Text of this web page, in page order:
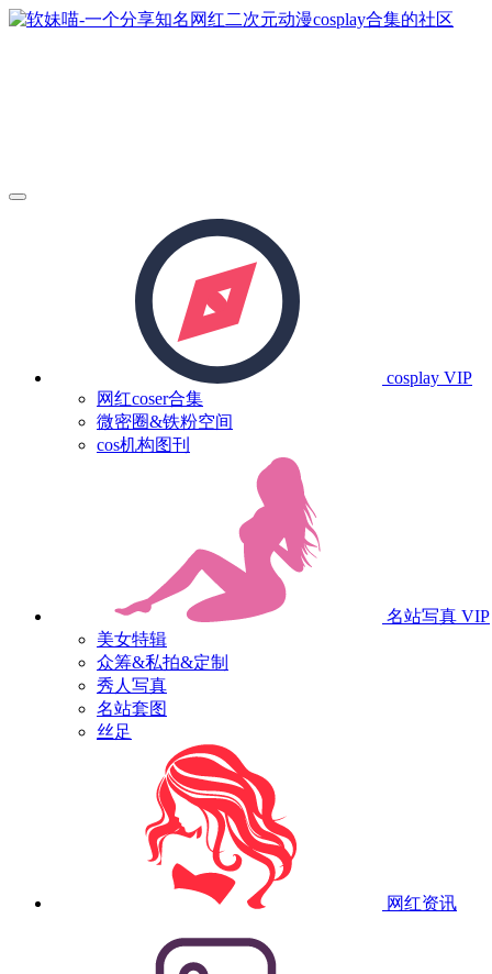
cosplay VIP
网红coser合集
微密圈&铁粉空间
cos机构图刊
名站写真 VIP
美女特辑
众筹&私拍&定制
秀人写真
名站套图
丝足
网红资讯